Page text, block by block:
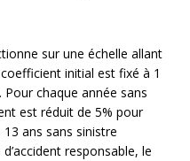
sur une échelle allant
initial est fixé à 1
chaque année sans
est réduit de 5% pour
ans sans sinistre
responsable, le